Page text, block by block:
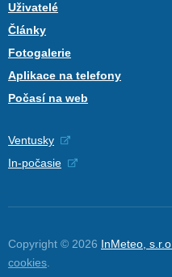
Uživatelé
Články
Fotogalerie
Aplikace na telefony
Počasí na web
Ventusky
In-počasie
Copyright © 2026 InMeteo, s.r.o.
cookies